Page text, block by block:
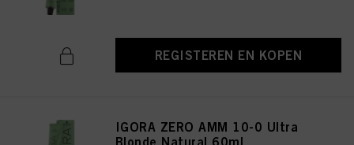
REGISTEREN EN KOPEN
IGORA ZERO AMM 10-0 Ultra
Blonde Natural 60ml